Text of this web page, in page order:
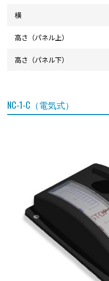
横
高さ（パネル上）
高さ（パネル下）
NC-1-C（電気式）